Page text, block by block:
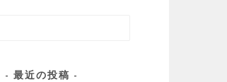
最近の投稿